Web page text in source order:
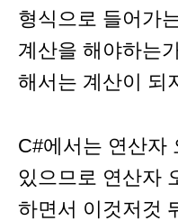
형식으로 들어가
계산을 해야하는
해서는 계산이 되
C#에서는 연산자
있으므로 연산자
하면서 이것저것